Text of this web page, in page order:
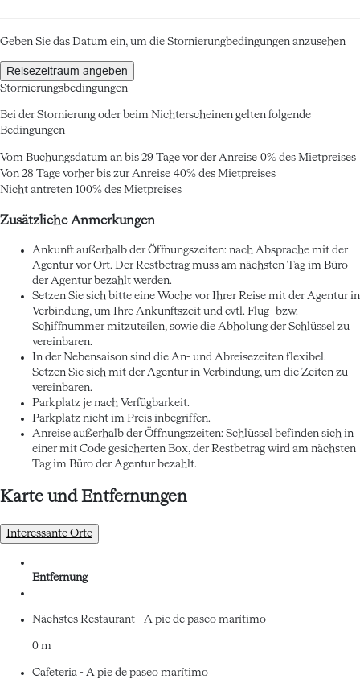
Geben Sie das Datum ein, um die Stornierungbedingungen anzusehen
Reisezeitraum angeben
Stornierungsbedingungen
Bei der Stornierung oder beim Nichterscheinen gelten folgende
Bedingungen
Vom Buchungsdatum an bis 29 Tage vor der Anreise 0% des Mietpreises
Von 28 Tage vorher bis zur Anreise 40% des Mietpreises
Nicht antreten 100% des Mietpreises
Zusätzliche Anmerkungen
Ankunft außerhalb der Öffnungszeiten: nach Absprache mit der
Agentur vor Ort. Der Restbetrag muss am nächsten Tag im Büro
der Agentur bezahlt werden.
Setzen Sie sich bitte eine Woche vor Ihrer Reise mit der Agentur in
Verbindung, um Ihre Ankunftszeit und evtl. Flug- bzw.
Schiffnummer mitzuteilen, sowie die Abholung der Schlüssel zu
vereinbaren.
In der Nebensaison sind die An- und Abreisezeiten flexibel.
Setzen Sie sich mit der Agentur in Verbindung, um die Zeiten zu
vereinbaren.
Parkplatz je nach Verfügbarkeit.
Parkplatz nicht im Preis inbegriffen.
Anreise außerhalb der Öffnungszeiten: Schlüssel befinden sich in
einer mit Code gesicherten Box, der Restbetrag wird am nächsten
Tag im Büro der Agentur bezahlt.
Karte und Entfernungen
Interessante Orte
Entfernung
Nächstes Restaurant - A pie de paseo marítimo
0 m
Cafeteria - A pie de paseo marítimo